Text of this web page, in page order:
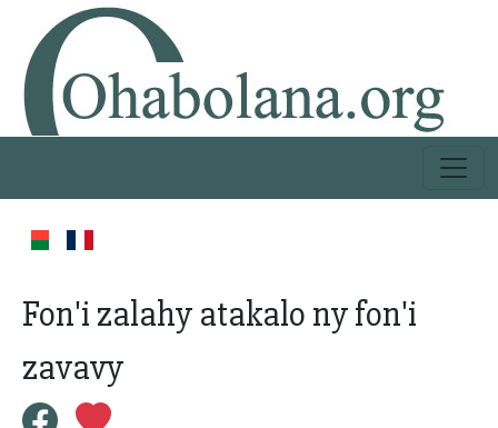
Fon'i zalahy atakalo ny fon'i
zavavy